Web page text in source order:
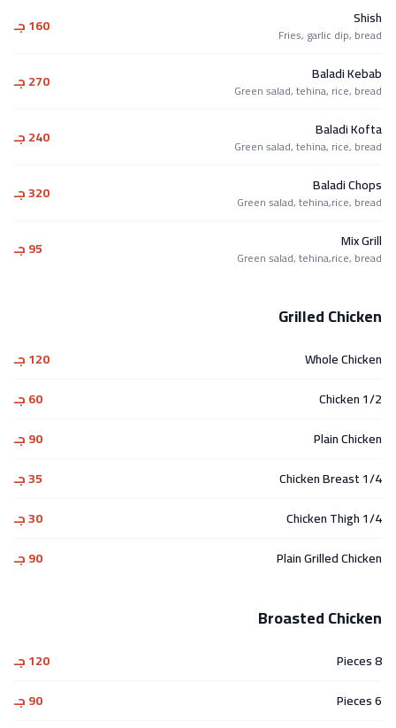
Shish
Fries, garlic dip, bread 160 جـ
Baladi Kebab
Green salad, tehina, rice, bread 270 جـ
Baladi Kofta
Green salad, tehina, rice, bread 240 جـ
Baladi Chops
Green salad, tehina,rice, bread 320 جـ
Mix Grill
Green salad, tehina,rice, bread 95 جـ
Grilled Chicken
Whole Chicken
120 جـ
1/2 Chicken
60 جـ
Plain Chicken
90 جـ
1/4 Chicken Breast
35 جـ
1/4 Chicken Thigh
30 جـ
Plain Grilled Chicken
90 جـ
Broasted Chicken
8 Pieces
120 جـ
6 Pieces
90 جـ